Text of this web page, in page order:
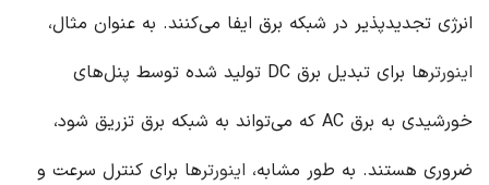
انرژی تجدیدپذیر در شبکه برق ایفا می‌کنند. به عنوان مثال،
اینورتر
ها برای تبدیل برق DC تولید شده توسط پنل‌های
خورشیدی به برق AC که می‌تواند به شبکه برق تزریق شود،
ضروری هستند. به طور مشابه، اینورترها برای کنترل سرعت و